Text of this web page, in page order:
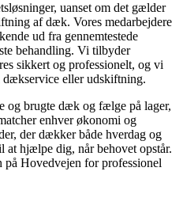
uanset om det gælder
af dæk. Vores medarbejdere
ud fra gennemtestede
behandling. Vi tilbyder
sikkert og professionelt, og vi
eller udskiftning.
og brugte dæk og fælge på lager,
enhver økonomi og
der dækker både hverdag og
hjælpe dig, når behovet opstår.
Hovedvejen for professionel